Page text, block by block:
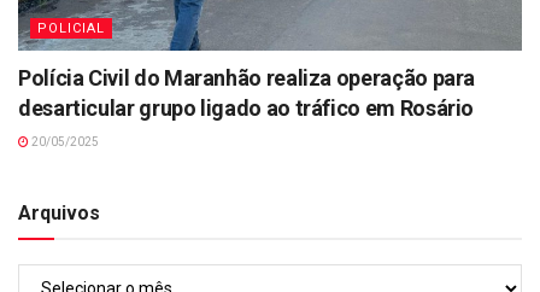
POLICIAL
Polícia Civil do Maranhão realiza operação para
desarticular grupo ligado ao tráfico em Rosário
20/05/2025
Arquivos
Arquivos